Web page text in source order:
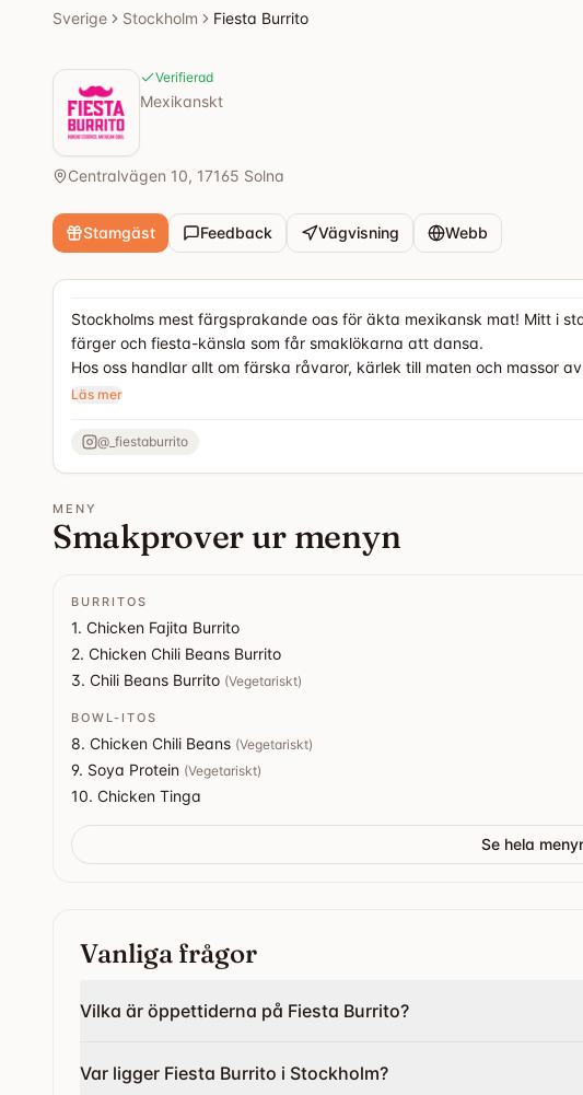
Sverige Stockholm Fiesta Burrito
Verifierad
Mexikanskt
Centralvägen 10, 17165 Solna
Stamgäst Feedback Vägvisning Webb
Stockholms mest färgsprakande oas för äkta mexikansk mat! Mitt i
färger och fiesta-känsla som får smaklökarna att dansa.
Hos oss handlar allt om färska råvaror, kärlek till maten och massor
fyllda till bredden med allt från mört, marinerat kött som smälter i
Läs mer
@ _fiestaburrito
MENY
Smakprover ur menyn
BURRITOS
1. Chicken Fajita Burrito
2. Chicken Chili Beans Burrito
3. Chili Beans Burrito (Vegetariskt)
BOWL-ITOS
8. Chicken Chili Beans (Vegetariskt)
9. Soya Protein (Vegetariskt)
10. Chicken Tinga
Se hela
Vanliga frågor
Vilka är öppettiderna på Fiesta Burrito?
Var ligger Fiesta Burrito i Stockholm?